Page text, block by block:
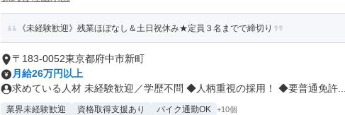
《未経験歓迎》残業ほぼなし＆土日祝休み★定員３名までで締切り
〒183-0052東京都府中市新町
月給26万円以上
求めている人材 未経験歓迎／学歴不問 ◆人柄重視の採用！ ◆要普通免許...
業界未経験歓迎 資格取得支援あり バイク通勤OK +10個